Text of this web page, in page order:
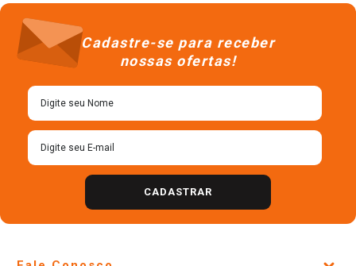
Cadastre-se para receber
nossas ofertas!
CADASTRAR